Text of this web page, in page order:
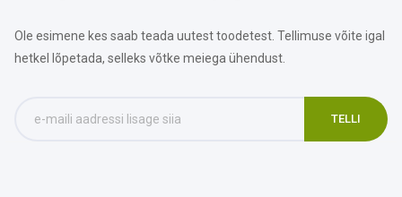
Ole esimene kes saab teada uutest toodetest. Tellimuse võite igal
hetkel lõpetada, selleks võtke meiega ühendust.